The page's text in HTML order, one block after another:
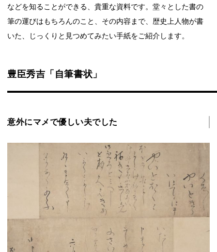
などを知ることができる、貴重な資料です。堂々とした書の
筆の運びはもちろんのこと、その内容まで、歴史上人物が書
いた、じっくりと見つめてみたい手紙をご紹介します。
豊臣秀吉「自筆書状」
意外にマメで優しい夫でした